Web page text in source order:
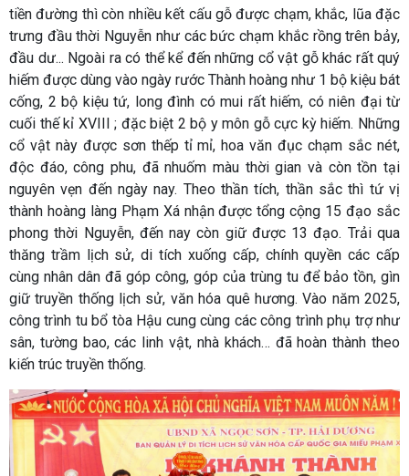
tiền đường thì còn nhiều kết cấu gỗ được chạm, khắc, lũa đặc
trưng đầu thời Nguyễn như các bức chạm khắc rồng trên bảy,
đầu dư... Ngoài ra có thể kể đến những cổ vật gỗ khác rất quý
hiếm được dùng vào ngày rước Thành hoàng như 1 bộ kiệu bát
cống, 2 bộ kiệu tứ, long đình có mui rất hiếm, có niên đại từ
cuối thế kỉ XVIII ; đặc biệt 2 bộ y môn gỗ cực kỳ hiếm. Những
cổ vật này được sơn thếp tỉ mỉ, hoa văn đục chạm sắc nét,
độc đáo, công phu, đã nhuốm màu thời gian và còn tồn tại
nguyên vẹn đến ngày nay. Theo thần tích, thần sắc thì tứ vị
thành hoàng làng Phạm Xá nhận được tổng cộng 15 đạo sắc
phong thời Nguyễn, đến nay còn giữ được 13 đạo. Trải qua
thăng trầm lịch sử, di tích xuống cấp, chính quyền các cấp
cùng nhân dân đã góp công, góp của trùng tu để bảo tồn, gìn
giữ truyền thống lịch sử, văn hóa quê hương. Vào năm 2025,
công trình tu bổ tòa Hậu cung cùng các công trình phụ trợ như
sân, tường bao, các linh vật, nhà khách… đã hoàn thành theo
kiến trúc truyền thống.